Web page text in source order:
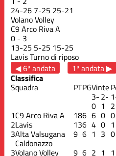
24-26 7-25 25-21
Volano Volley
C9 Arco Riva A
0 - 3
13-25 5-25 15-25
LavisTurno di riposo
◀ 6ª andata
1ª andata ▶
Classifica
Squadra PTPGVinte
3-
0
2-
1 2
1C9 Arco Riva A 186 6 0 0
2Lavis 136 4 0 1
3Alta Valsugana
Caldonazzo
9 6 1 3 0
3Volano Volley 9 6 2 1 1